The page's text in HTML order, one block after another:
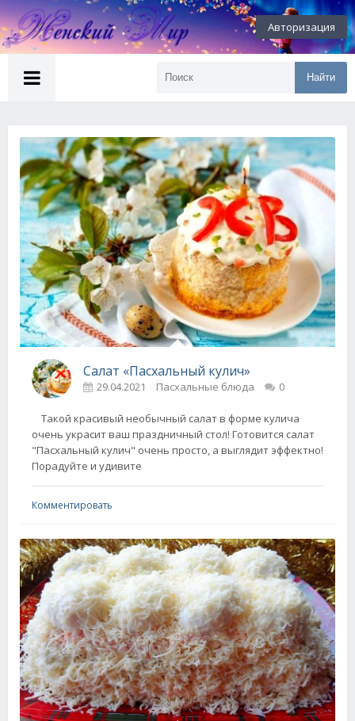
Авторизация
Найти
Салат «Пасхальный кулич»
29.04.2021 Пасхальные блюда 0
Такой красивый необычный салат в форме кулича
очень украсит ваш праздничный стол! Готовится салат
"Пасхальный кулич" очень просто, а выглядит эффектно!
Порадуйте и удивите
Комментировать